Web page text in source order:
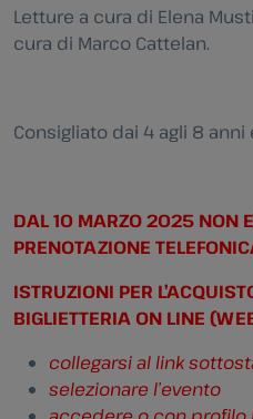
Letture a cura di Elena
cura di Marco Cattelan.
Consigliato dai 4 agli 8 anni
DAL 10 MARZO 2025 NON
PRENOTAZIONE
ISTRUZIONI PER
BIGLIETTERIA ON LINE
collegarsi al link
selezionare l’evento